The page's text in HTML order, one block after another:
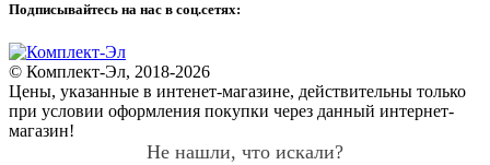
Подписывайтесь на нас в соц.сетях:
© Комплект-Эл, 2018-2026
Цены, указанные в интенет-магазине, действительны только
при условии оформления покупки через данный интернет-
магазин!
Не нашли, что искали?